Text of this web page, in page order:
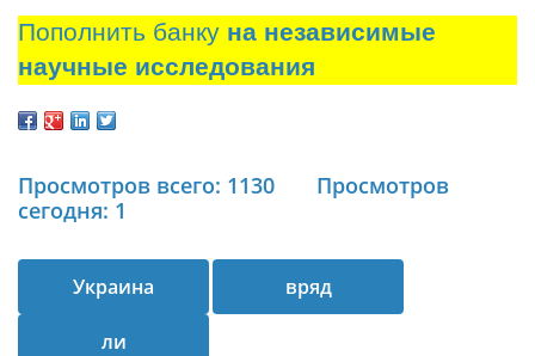
Пополнить банку на независимые
научные исследования
Просмотров всего: 1130
Просмотров
сегодня: 1
Украина вряд
ли